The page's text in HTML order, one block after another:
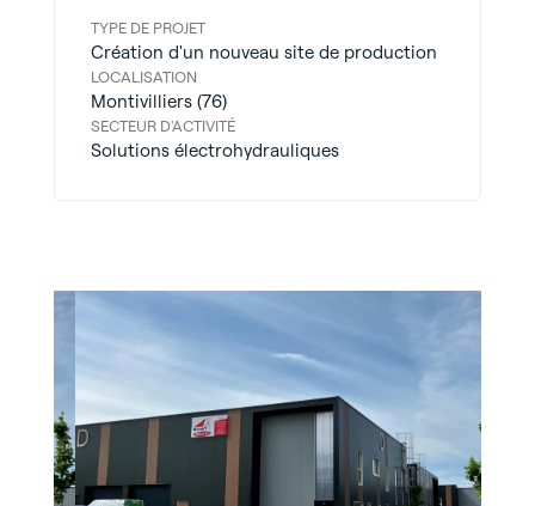
TYPE DE PROJET
Création d'un nouveau site de production
LOCALISATION
Montivilliers (76)
SECTEUR D'ACTIVITÉ
Solutions électrohydrauliques